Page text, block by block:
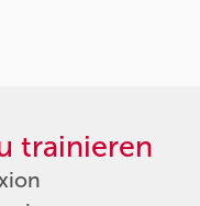
trainieren